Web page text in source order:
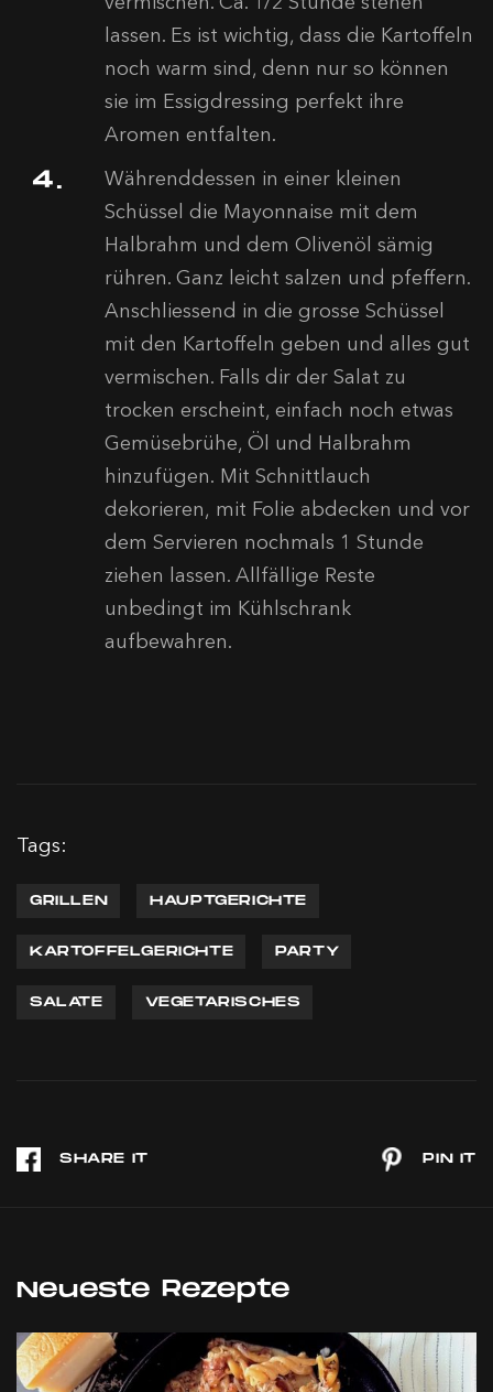
lassen. Es ist wichtig, dass die Kartoffeln
noch warm sind, denn nur so können
sie im Essigdressing perfekt ihre
Aromen entfalten.
Währenddessen in einer kleinen
Schüssel die Mayonnaise mit dem
Halbrahm und dem Olivenöl sämig
rühren. Ganz leicht salzen und pfeffern.
Anschliessend in die grosse Schüssel
mit den Kartoffeln geben und alles gut
vermischen. Falls dir der Salat zu
trocken erscheint, einfach noch etwas
Gemüsebrühe, Öl und Halbrahm
hinzufügen. Mit Schnittlauch
dekorieren, mit Folie abdecken und vor
dem Servieren nochmals 1 Stunde
ziehen lassen. Allfällige Reste
unbedingt im Kühlschrank
aufbewahren.
Tags:
GRILLEN HAUPTGERICHTE
KARTOFFELGERICHTE PARTY
SALATE VEGETARISCHES
Neueste Rezepte